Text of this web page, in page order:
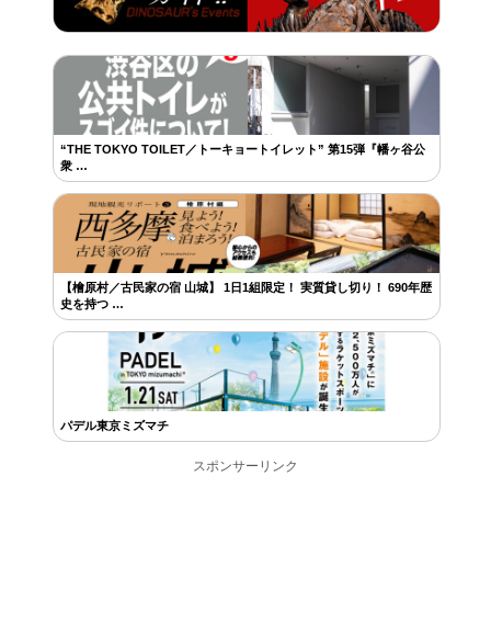
“THE TOKYO TOILET／トーキョートイレット” 第15弾『幡ヶ谷公
衆 …
【檜原村／古民家の宿 山城】 1日1組限定！ 実質貸し切り！ 690年歴
史を持つ …
パデル東京ミズマチ
スポンサーリンク